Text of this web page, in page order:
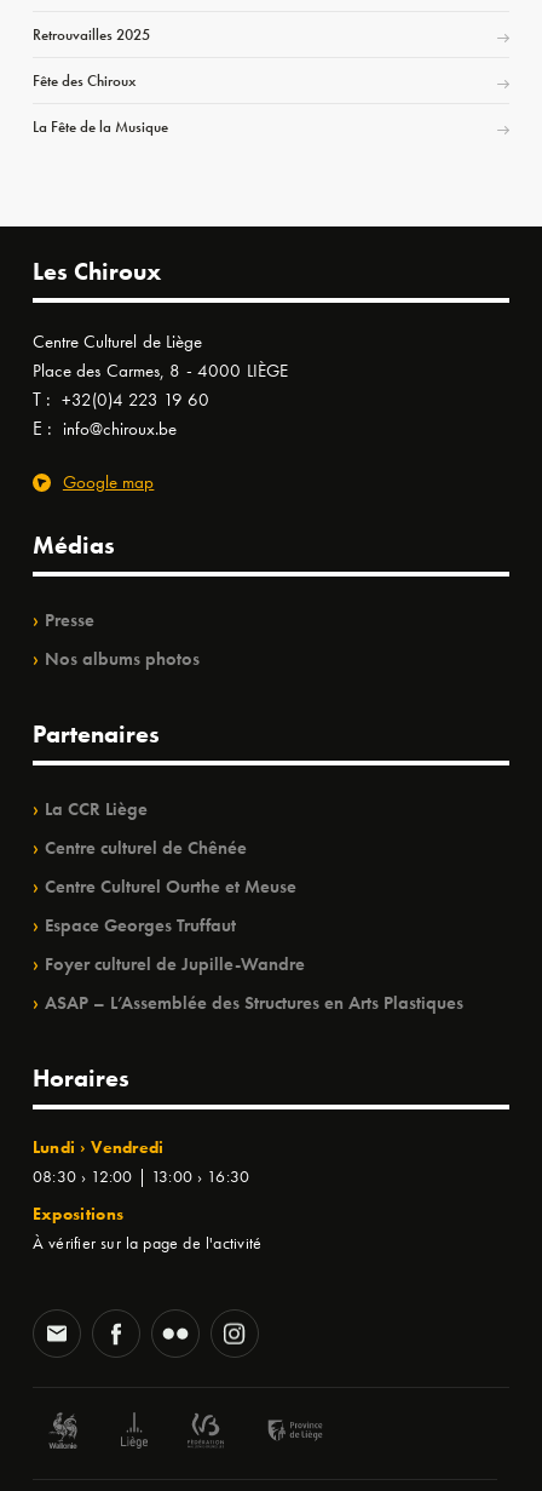
Retrouvailles 2025
Fête des Chiroux
La Fête de la Musique
Les Chiroux
Centre Culturel de Liège
Place des Carmes, 8 - 4000 LIÈGE
T : +32(0)4 223 19 60
E : info@chiroux.be
Google map
Médias
Presse
Nos albums photos
Partenaires
La CCR Liège
Centre culturel de Chênée
Centre Culturel Ourthe et Meuse
Espace Georges Truffaut
Foyer culturel de Jupille-Wandre
ASAP – L’Assemblée des Structures en Arts Plastiques
Horaires
Lundi › Vendredi
08:30 › 12:00 | 13:00 › 16:30
Expositions
À vérifier sur la page de l'activité